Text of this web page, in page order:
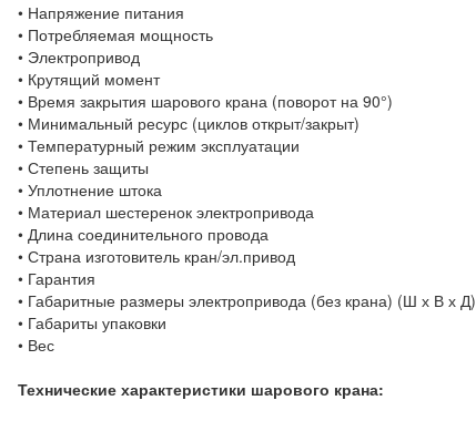
• Напряжение питания
• Потребляемая мощность
• Электропривод
• Крутящий момент
• Время закрытия шарового крана (поворот на 90°)
• Минимальный ресурс (циклов открыт/закрыт)
• Температурный режим эксплуатации
• Степень защиты
• Уплотнение штока
• Материал шестеренок электропривода
• Длина соединительного провода
• Страна изготовитель кран/эл.привод
• Гарантия
• Габаритные размеры электропривода (без крана) (Ш х В х Д)
• Габариты упаковки
• Вес
Технические характеристики шарового крана: